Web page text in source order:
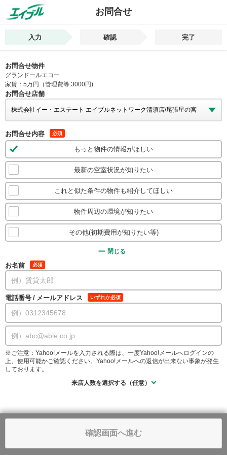
お問合せ
入力 確認 完了
お問合せ物件
グランドールエコー
家賃：5万円（管理費等:3000円)
お問合せ店舗
お問合せ内容 必須
もっと物件の情報がほしい
最新の空室状況が知りたい
これと似た条件の物件も紹介してほしい
物件周辺の環境が知りたい
その他(初期費用が知りたい等)
閉じる
お名前 必須
電話番号 / メールアドレス いずれか必須
※ご注意：Yahoo!メールを入力される際は、一度Yahoo!メールへログインの
上、使用可能かご確認ください。Yahoo!メールへの返信が出来ない事象が発生
しております。
来店人数を選択する（任意）
確認画面へ進む